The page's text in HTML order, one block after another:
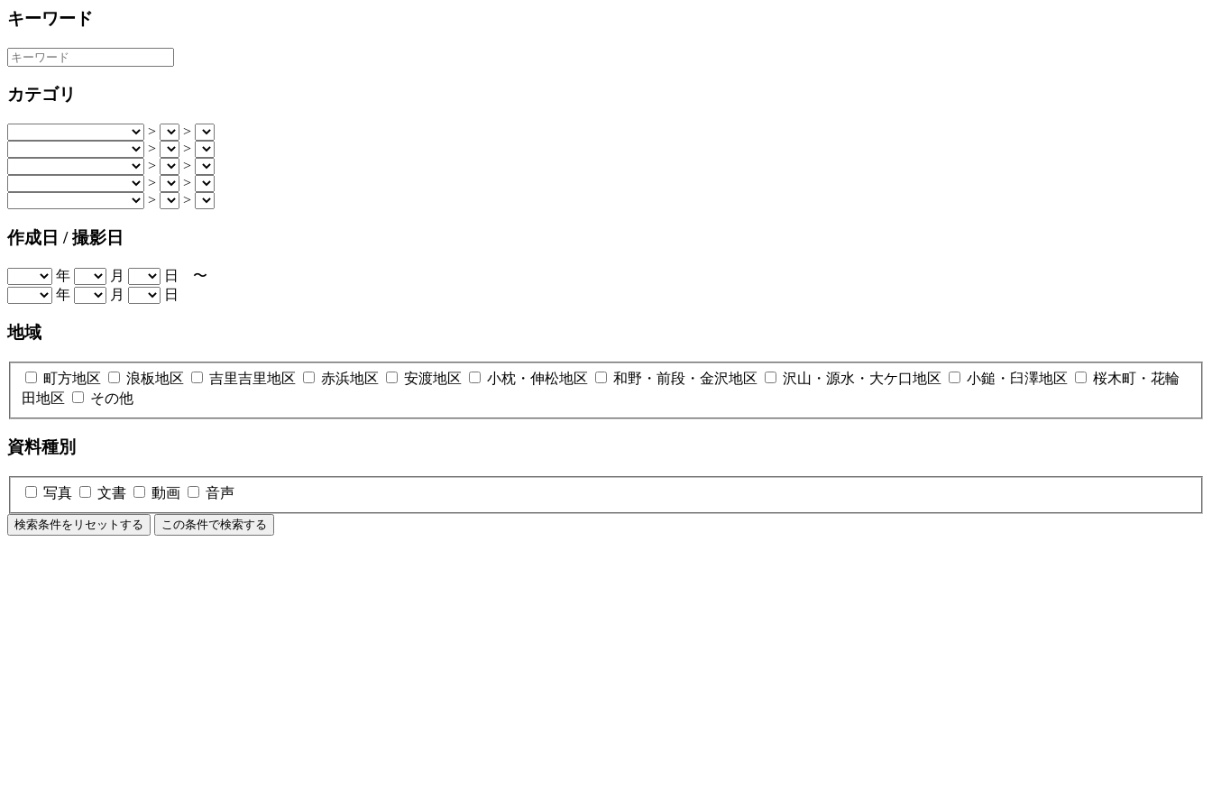
キーワード
カテゴリ
>
>
>
>
>
>
>
>
>
>
作成日 / 撮影日
年 月
日 〜
年
月 日
地域
町方地区 浪板地区 吉里吉里地区 赤浜地区 安渡地区 小枕・伸松地区 和野・前段・金沢地区 沢山・源水・大ケ口地区 小鎚・臼澤地区
桜木町・花輪
田地区
その他
資料種別
写真 文書 動画 音声